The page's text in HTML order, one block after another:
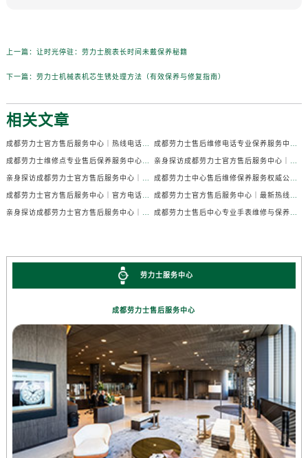
上一篇： 让时光停驻：劳力士腕表长时间未戴保养秘籍
下一篇： 劳力士机械表机芯生锈处理方法（有效保养与修复指南）
相关文章
劳力士服务中心
成都劳力士售后服务中心